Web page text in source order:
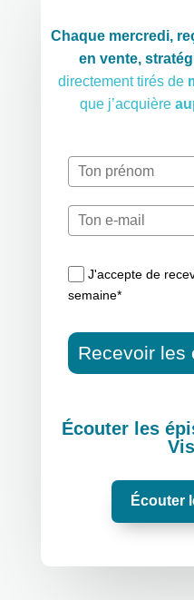
Chaque mercredi,
en vente,
directement tirés de
que j’acquière
J'accepte de
semaine*
Recevoir les
Écouter les
Écouter